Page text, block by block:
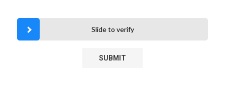
Slide to verify